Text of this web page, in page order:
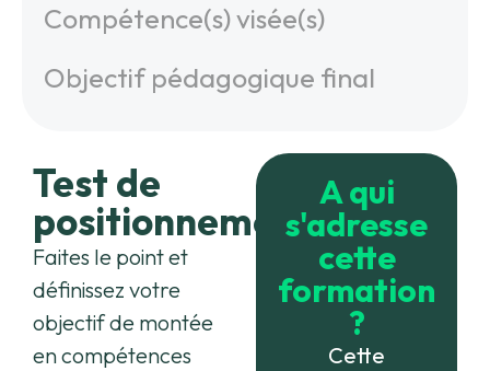
Compétence(s) visée(s)
Objectif pédagogique final
Test de
positionnement
Faites le point et
définissez votre
objectif de montée
en compétences
A qui
s'adresse
cette
formation
?
Cette